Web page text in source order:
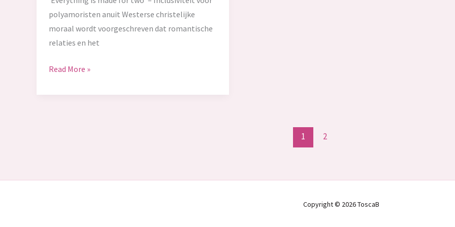
polyamoristen anuit Westerse christelijke
moraal wordt voorgeschreven dat romantische
relaties en het
‘Everything
made
polyamoristen
Read More »
1 2
Copyright © 2026 ToscaB